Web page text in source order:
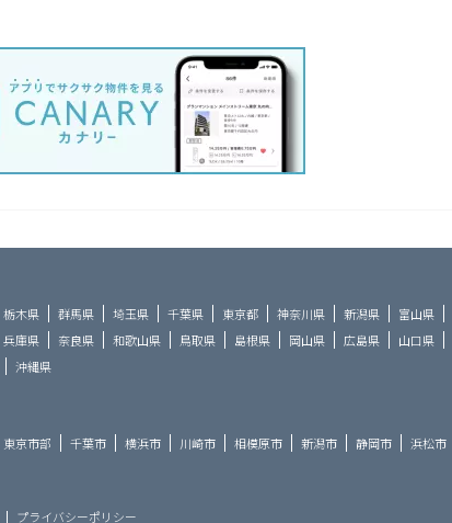
栃木県 群馬県 埼玉県 千葉県 東京都 神奈川県 新潟県 富山県
兵庫県 奈良県 和歌山県 鳥取県 島根県 岡山県 広島県 山口県
沖縄県
東京市部 千葉市 横浜市 川崎市 相模原市 新潟市 静岡市 浜松市
プライバシーポリシー